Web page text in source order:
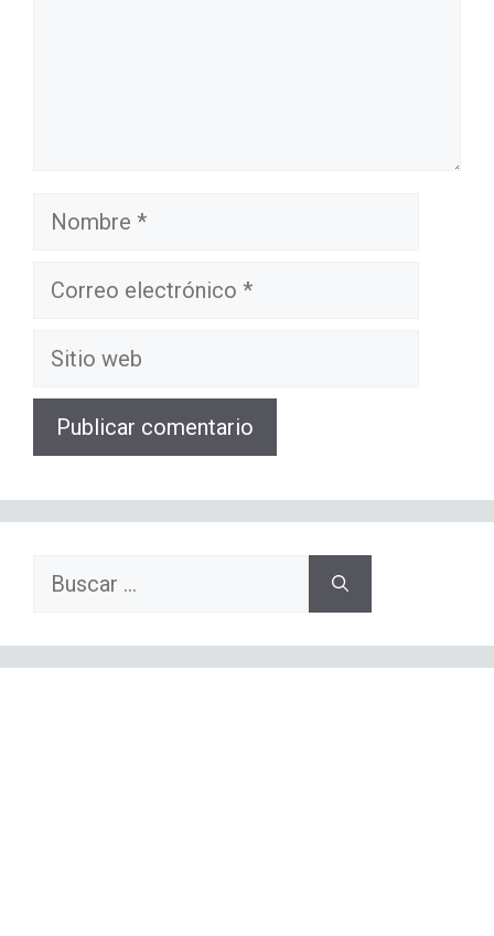
Nombre
Correo
Sitio
Buscar: